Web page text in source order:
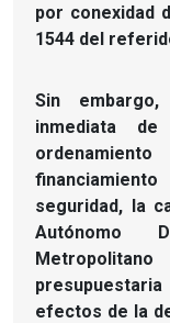
por conexidad
1544 del
Sin
inmediata
seguridad, la
Autónomo
efectos de la